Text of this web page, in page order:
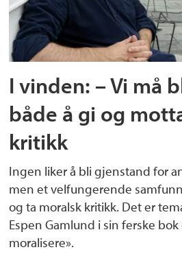
I vinden: – Vi må
både å gi og
kritikk
Ingen liker å bli gjenstand for
men et velfungerende
og ta moralsk kritikk. Det er
Espen Gamlund i sin ferske bok
moralisere».